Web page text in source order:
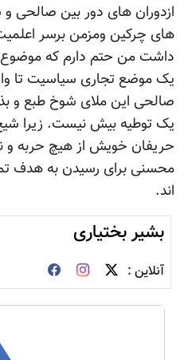
های دور بین صالحی و
ومزمن برسر اعلمیت
حتم دارم که موضوع به
تجاری سیاسیت تا واقعیت ،
این ملای شوخ طبع و بذله گو
بیش نیست. زیرا شیخ آصف
خویش از هیچ حربه و نیرنگی
برای رسیدن به هدف تمامی
بختیاری